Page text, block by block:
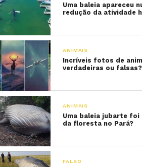
Uma baleia apareceu
redução da atividade
ANIMAIS
Incríveis fotos de
verdadeiras ou falsas?
ANIMAIS
Uma baleia jubarte foi
da floresta no Pará?
FALSO